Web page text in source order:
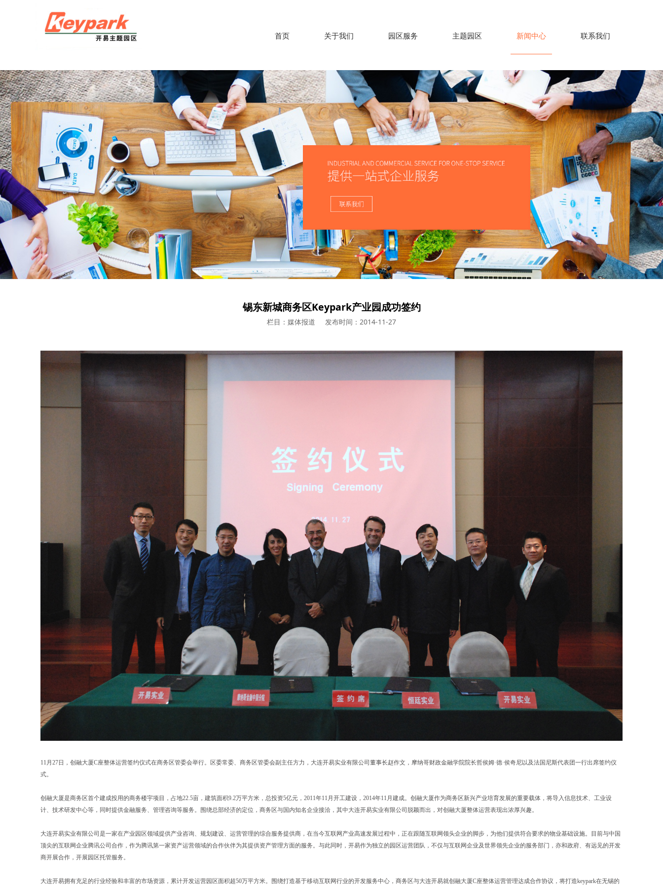
首页 关于我们 园区服务 主题园区 新闻中心 联系我们
锡东新城商务区Keypark产业园成功签约
栏目：媒体报道 发布时间：2014-11-27
11月27日，创融大厦C座整体运营签约仪式在商务区管委会举行。区委常委、商务区管委会副主任方力，大连开易实业有限公司董事长赵作文，摩纳哥财政金融学院院长哲侯姆·德·侯奇尼以及法国尼斯代表团一行出席签约仪
式。
创融大厦是商务区首个建成投用的商务楼宇项目，占地22.5亩，建筑面积9.2万平方米，总投资5亿元，2011年11月开工建设，2014年11月建成。创融大厦作为商务区新兴产业培育发展的重要载体，将导入信息技术、工业设
计、技术研发中心等，同时提供金融服务、管理咨询等服务。围绕总部经济的定位，商务区与国内知名企业接洽，其中大连开易实业有限公司脱颖而出，对创融大厦整体运营表现出浓厚兴趣。
大连开易实业有限公司是一家在产业园区领域提供产业咨询、规划建设、运营管理的综合服务提供商，在当今互联网产业高速发展过程中，正在跟随互联网领头企业的脚步，为他们提供符合要求的物业基础设施。目前与中国
顶尖的互联网企业腾讯公司合作，作为腾讯第一家资产运营领域的合作伙伴为其提供资产管理方面的服务。与此同时，开易作为独立的园区运营团队，不仅与互联网企业及世界领先企业的服务部门，亦和政府、有远见的开发
商开展合作，开展园区托管服务。
大连开易拥有充足的行业经验和丰富的市场资源，累计开发运营园区面积超50万平方米。围绕打造基于移动互联网行业的开发服务中心，商务区与大连开易就创融大厦C座整体运营管理达成合作协议，将打造keypark在无锡的